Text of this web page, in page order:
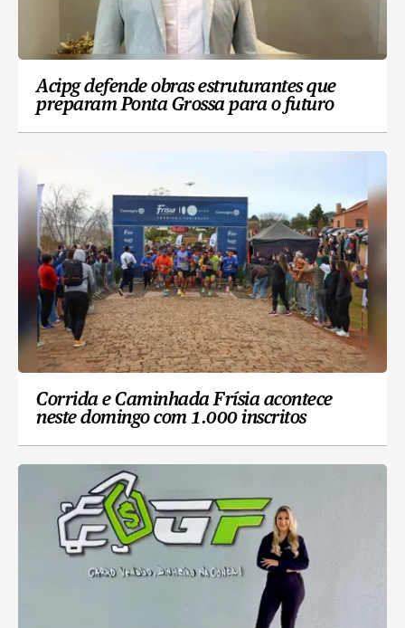
Acipg defende obras estruturantes que
preparam Ponta Grossa para o futuro
Corrida e Caminhada Frísia acontece
neste domingo com 1.000 inscritos